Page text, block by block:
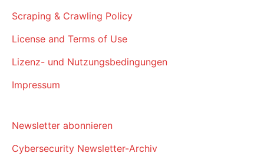
Scraping & Crawling Policy
License and Terms of Use
Lizenz- und Nutzungsbedingungen
Impressum
Newsletter abonnieren
Cybersecurity Newsletter-Archiv